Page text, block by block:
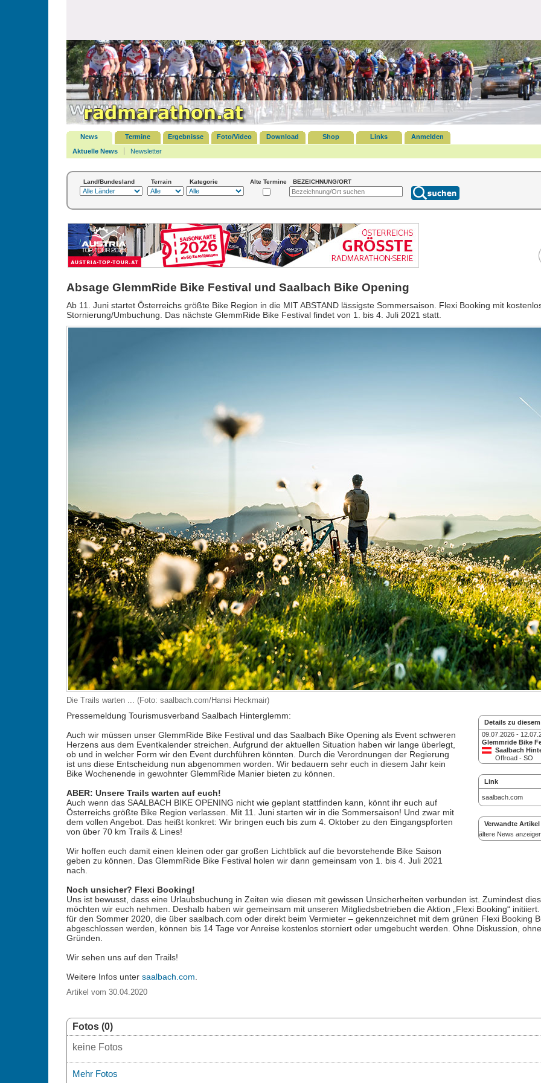
News Termine Ergebnisse Foto/Video Download Shop Links
Anmelden
Aktuelle News
Newsletter
Land/Bundesland Terrain Kategorie Alte Termine BEZEICHNUNG/ORT
Absage GlemmRide Bike Festival und Saalbach Bike Opening
Ab 11. Juni startet Österreichs größte Bike Region in die MIT ABSTAND lässigste Sommersaison. Flexi Booking mit
Stornierung/Umbuchung. Das nächste GlemmRide Bike Festival findet von 1. bis 4. Juli 2021 statt.
Die Trails warten ... (Foto: saalbach.com/Hansi Heckmair)
Details zu
09.07.2026 -
Glemmride Bike
Saalbach
Offroad - SO
Link
saalbach.com
Verwandte Artikel
ältere News
Pressemeldung Tourismusverband Saalbach Hinterglemm:
Auch wir müssen unser GlemmRide Bike Festival und das Saalbach Bike Opening als Event schweren
Herzens aus dem Eventkalender streichen. Aufgrund der aktuellen Situation haben wir lange überlegt,
ob und in welcher Form wir den Event durchführen könnten. Durch die Verordnungen der Regierung
ist uns diese Entscheidung nun abgenommen worden. Wir bedauern sehr euch in diesem Jahr kein
Bike Wochenende in gewohnter GlemmRide Manier bieten zu können.
ABER: Unsere Trails warten auf euch!
Auch wenn das SAALBACH BIKE OPENING nicht wie geplant stattfinden kann, könnt ihr euch auf
Österreichs größte Bike Region verlassen. Mit 11. Juni starten wir in die Sommersaison! Und zwar mit
dem vollen Angebot. Das heißt konkret: Wir bringen euch bis zum 4. Oktober zu den Eingangspforten
von über 70 km Trails & Lines!
Wir hoffen euch damit einen kleinen oder gar großen Lichtblick auf die bevorstehende Bike Saison
geben zu können. Das GlemmRide Bike Festival holen wir dann gemeinsam von 1. bis 4. Juli 2021
nach.
Noch unsicher? Flexi Booking!
Uns ist bewusst, dass eine Urlaubsbuchung in Zeiten wie diesen mit gewissen Unsicherheiten verbunden ist. Zumindest
möchten wir euch nehmen. Deshalb haben wir gemeinsam mit unseren Mitgliedsbetrieben die Aktion „Flexi Booking“
für den Sommer 2020, die über saalbach.com oder direkt beim Vermieter – gekennzeichnet mit dem grünen Flexi Booking
abgeschlossen werden, können bis 14 Tage vor Anreise kostenlos storniert oder umgebucht werden. Ohne Diskussion,
Gründen.
Wir sehen uns auf den Trails!
Weitere Infos unter saalbach.com
Artikel vom 30.04.2020
Fotos (0)
keine Fotos
Mehr Fotos